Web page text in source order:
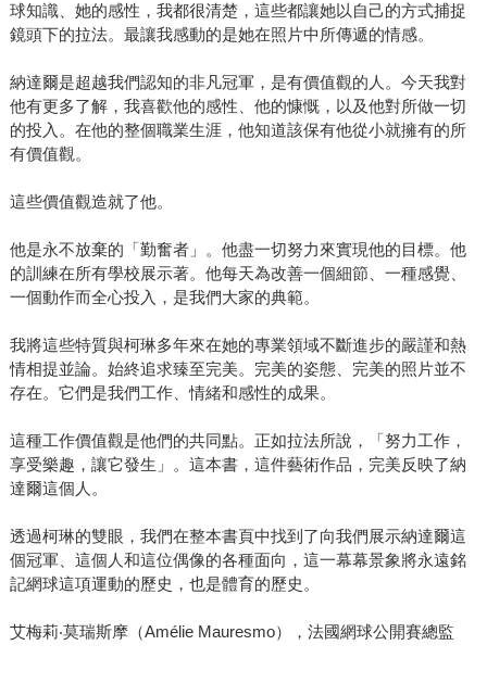
球知識、她的感性，我都很清楚，這些都讓她以自己的方式捕捉
鏡頭下的拉法。最讓我感動的是她在照片中所傳遞的情感。
納達爾是超越我們認知的非凡冠軍，是有價值觀的人。今天我對
他有更多了解，我喜歡他的感性、他的慷慨，以及他對所做一切
的投入。在他的整個職業生涯，他知道該保有他從小就擁有的所
有價值觀。
這些價值觀造就了他。
他是永不放棄的「勤奮者」。他盡一切努力來實現他的目標。他
的訓練在所有學校展示著。他每天為改善一個細節、一種感覺、
一個動作而全心投入，是我們大家的典範。
我將這些特質與柯琳多年來在她的專業領域不斷進步的嚴謹和熱
情相提並論。始終追求臻至完美。完美的姿態、完美的照片並不
存在。它們是我們工作、情緒和感性的成果。
這種工作價值觀是他們的共同點。正如拉法所說，「努力工作，
享受樂趣，讓它發生」。這本書，這件藝術作品，完美反映了納
達爾這個人。
透過柯琳的雙眼，我們在整本書頁中找到了向我們展示納達爾這
個冠軍、這個人和這位偶像的各種面向，這一幕幕景象將永遠銘
記網球這項運動的歷史，也是體育的歷史。
艾梅莉‧莫瑞斯摩（Amélie Mauresmo），法國網球公開賽總監